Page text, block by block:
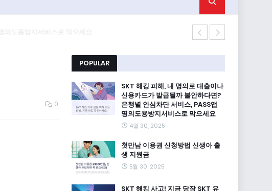
0
POPULAR
SKT 해킹 피해, 내 명의로 대출이나
신용카드가 발급될까 불안하다면?
은행별 안심차단 서비스, PASS앱
명의도용방지서비스로 막으세요
4월 30, 2025
첫만남 이용권 신청방법 신생아 출
생 지원금
5월 30, 2025
SKT 해킹 사고! 지금 당장 SKT 유